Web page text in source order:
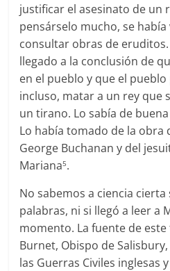
justificar el asesinato de un
pensárselo mucho, se
consultar obras de
llegado a la conclusión de
en el pueblo y que el
incluso, matar a un rey que
un tirano. Lo sabía de
Lo había tomado de la obra
George Buchanan y del
Mariana5.
No sabemos a ciencia
palabras, ni si llegó a leer a
momento. La fuente de
Burnet, Obispo de
las Guerras Civiles inglesas